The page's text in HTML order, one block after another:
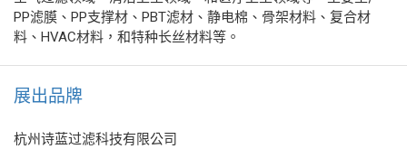
PP滤膜、PP支撑材、PBT滤材、静电棉、骨架材料、复合材
料、HVAC材料，和特种长丝材料等。
展出品牌
杭州诗蓝过滤科技有限公司